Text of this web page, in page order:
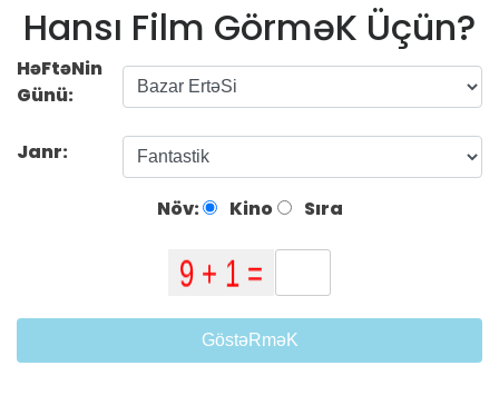
Hansı Film GörməK Üçün?
HəFtəNin
Günü:
Janr:
Növ: Kino Sıra
GöstəRməK